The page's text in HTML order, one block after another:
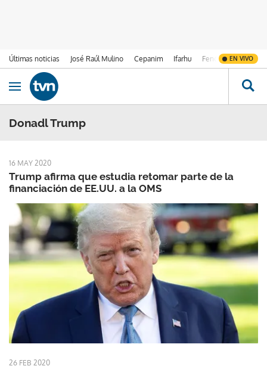
Últimas noticias José Raúl Mulino Cepanim Ifarhu Fenómeno de El
EN VIVO
Ir al contenido
Obrir navegació
Donadl Trump
16 MAY 2020
Trump afirma que estudia retomar parte de la
financiación de EE.UU. a la OMS
26 FEB 2020